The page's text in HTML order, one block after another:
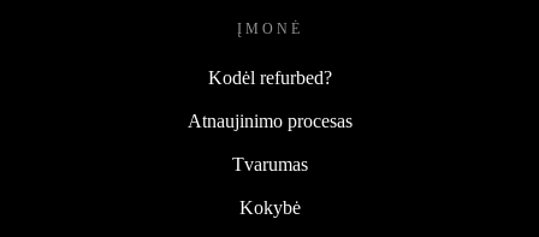
ĮMONĖ
Kodėl refurbed?
Atnaujinimo procesas
Tvarumas
Kokybė